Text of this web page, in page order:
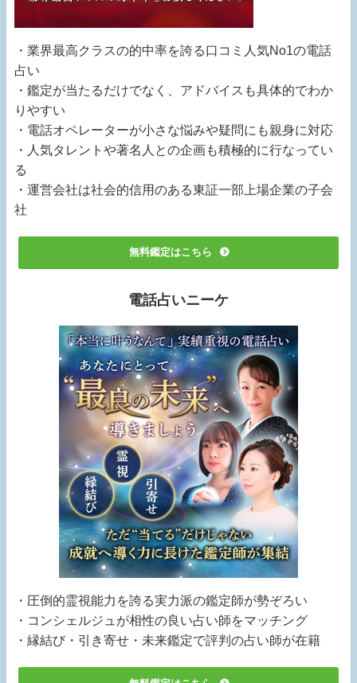
・業界最高クラスの的中率を誇る口コミ人気No1の電話
占い
・鑑定が当たるだけでなく、アドバイスも具体的でわか
りやすい
・電話オペレーターが小さな悩みや疑問にも親身に対応
・人気タレントや著名人との企画も積極的に行なってい
る
・運営会社は社会的信用のある東証一部上場企業の子会
社
無料鑑定はこちら
電話占いニーケ
・圧倒的霊視能力を誇る実力派の鑑定師が勢ぞろい
・コンシェルジュが相性の良い占い師をマッチング
・縁結び・引き寄せ・未来鑑定で評判の占い師が在籍